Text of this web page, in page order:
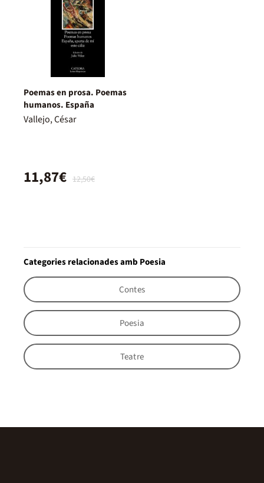
Poemas en prosa. Poemas
humanos. España
Vallejo, César
12,50€
11,87€
Categories relacionades amb Poesia
Contes
Poesia
Teatre